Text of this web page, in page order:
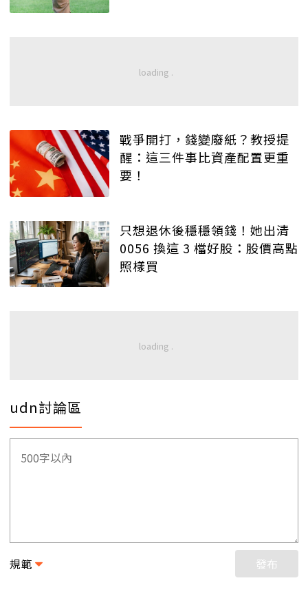
戰爭開打，錢變廢紙？教授提
醒：這三件事比資產配置更重
要！
只想退休後穩穩領錢！她出清
0056 換這 3 檔好股：股價高點
照樣買
udn討論區
規範 發布